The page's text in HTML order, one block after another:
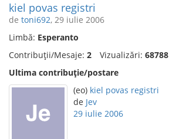
kiel povas registri
de toni692, 29 iulie 2006
Limbă: Esperanto
Contribuții/Mesaje: 2 Vizualizări: 68788
Ultima contribuție/postare
(eo) kiel povas registri
de Jev
29 iulie 2006